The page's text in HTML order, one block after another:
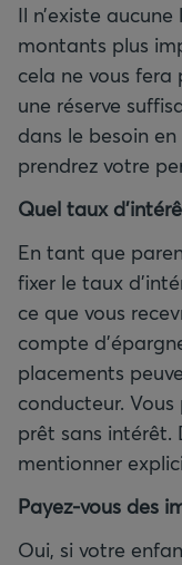
Il n’existe
montants plus
cela ne vous fera
une réserve
dans le besoin
prendrez votre
Quel taux
En tant que
fixer le taux
ce que vous
compte
placements
conducteur.
prêt sans intérêt.
mentionner
Payez-vous des
Oui, si votre